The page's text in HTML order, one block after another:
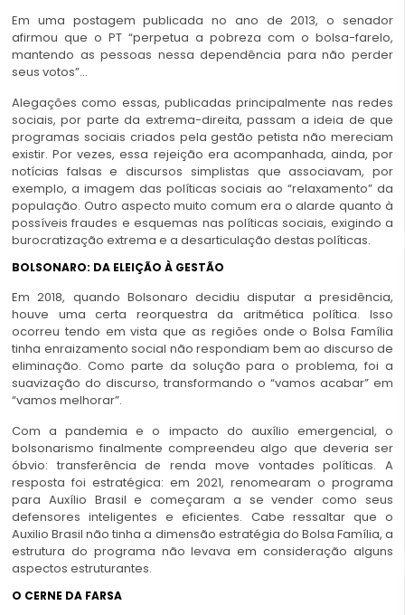
Em uma postagem publicada no ano de 2013, o senador
afirmou que o PT “perpetua a pobreza com o bolsa-farelo,
mantendo as pessoas nessa dependência para não perder
seus votos”…
Alegações como essas, publicadas principalmente nas redes
sociais, por parte da extrema-direita, passam a ideia de que
programas sociais criados pela gestão petista não mereciam
existir. Por vezes, essa rejeição era acompanhada, ainda, por
notícias falsas e discursos simplistas que associavam, por
exemplo, a imagem das políticas sociais ao “relaxamento” da
população. Outro aspecto muito comum era o alarde quanto à
possíveis fraudes e esquemas nas políticas sociais, exigindo a
burocratização extrema e a desarticulação destas políticas.
BOLSONARO: DA ELEIÇÃO À GESTÃO
Em 2018, quando Bolsonaro decidiu disputar a presidência,
houve uma certa reorquestra da aritmética política. Isso
ocorreu tendo em vista que as regiões onde o Bolsa Família
tinha enraizamento social não respondiam bem ao discurso de
eliminação. Como parte da solução para o problema, foi a
suavização do discurso, transformando o “vamos acabar” em
“vamos melhorar”.
Com a pandemia e o impacto do auxílio emergencial, o
bolsonarismo finalmente compreendeu algo que deveria ser
óbvio: transferência de renda move vontades políticas. A
resposta foi estratégica: em 2021, renomearam o programa
para Auxílio Brasil e começaram a se vender como seus
defensores inteligentes e eficientes. Cabe ressaltar que o
Auxilio Brasil não tinha a dimensão estratégia do Bolsa Família, a
estrutura do programa não levava em consideração alguns
aspectos estruturantes.
O CERNE DA FARSA